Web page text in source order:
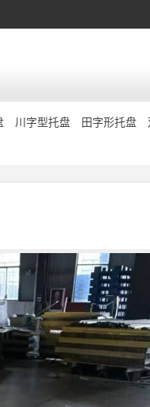
川字型托盘 田字形托盘